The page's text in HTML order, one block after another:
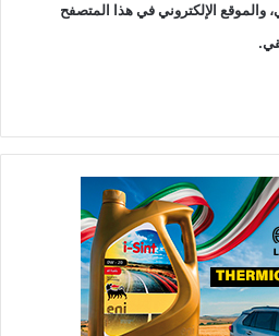
والموقع الإلكتروني في هذا المتصفح